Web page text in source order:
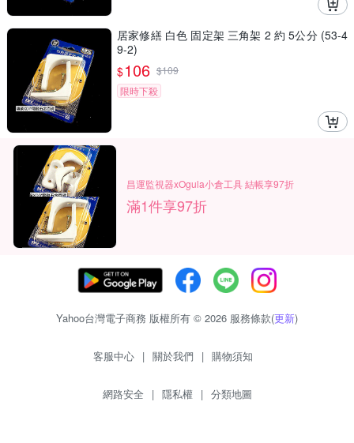
居家修繕 白色 固定架 三角架 2 約 5公分 (53-4
9-2)
$106 $109
限時下殺
昌運監視器xOgula小倉工具 結帳享97折
滿1件享97折
Yahoo台灣電子商務 版權所有 © 2026 服務條款(更新)
客服中心 | 關於我們 | 購物須知
網路安全 | 隱私權 | 分類地圖